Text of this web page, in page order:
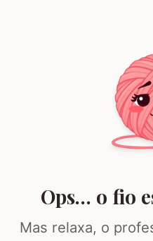
Ops… o fio
Mas relaxa, o